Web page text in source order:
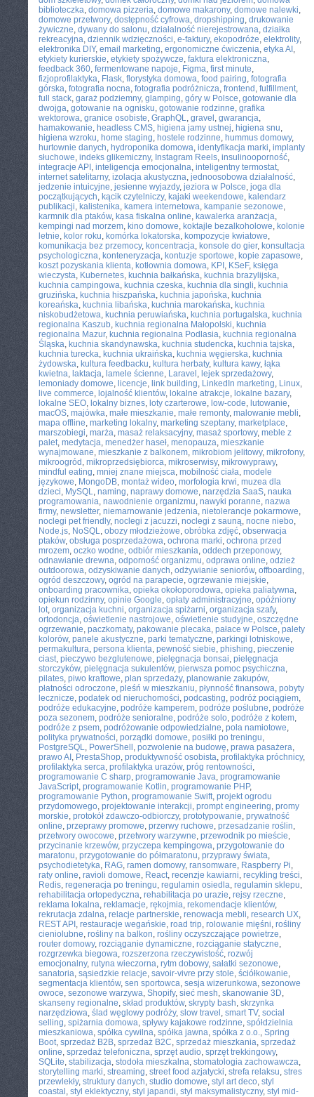
biblioteczka, domowa pizzeria, domowe makarony, domowe nalewki,
domowe przetwory, dostępność cyfrowa, dropshipping, drukowanie
żywiczne, dywany do salonu, działalność nierejestrowana, działka
rekreacyjna, dziennik wdzięczności, e-faktury, ekopodróże, elektrolity,
elektronika DIY, email marketing, ergonomiczne ćwiczenia, etyka AI ,
etykiety kurierskie, etykiety spożywcze, faktura elektroniczna,
feedback 360, fermentowane napoje, Figma, first minute,
fizjoprofilaktyka, Flask, florystyka domowa, food pairing, fotografia
górska, fotografia nocna, fotografia podróżnicza, frontend , fulfillment,
full stack, garaż podziemny, glamping, góry w Polsce, gotowanie dla
dwojga, gotowanie na ognisku, gotowanie rodzinne, grafika
wektorowa, granice osobiste, GraphQL, gravel , gwarancja,
hamakowanie, headless CMS, higiena jamy ustnej, higiena snu,
higiena wzroku, home staging, hostele rodzinne, hummus domowy,
hurtownie danych, hydroponika domowa, identyfikacja marki, implanty
słuchowe, indeks glikemiczny, Instagram Reels, insulinooporność,
integracje API , inteligencja emocjonalna, inteligentny termostat,
internet satelitarny, izolacja akustyczna, jednoosobowa działalność,
jedzenie intuicyjne, jesienne wyjazdy, jeziora w Polsce, joga dla
początkujących, kącik czytelniczy, kajaki weekendowe, kalendarz
publikacji, kalistenika, kamera internetowa, kampanie sezonowe,
karmnik dla ptaków, kasa fiskalna online, kawalerka aranżacja,
kempingi nad morzem, kino domowe, koktajle bezalkoholowe, kolonie
letnie, kolor roku, komórka lokatorska, kompozycje kwiatowe,
komunikacja bez przemocy, koncentracja, konsole do gier, konsultacja
psychologiczna, konteneryzacja, kontuzje sportowe, kopie zapasowe,
koszt pozyskania klienta, kotłownia domowa, KPI , KSeF, księga
wieczysta, Kubernetes, kuchnia bałkańska, kuchnia brazylijska,
kuchnia campingowa, kuchnia czeska, kuchnia dla singli, kuchnia
gruzińska, kuchnia hiszpańska, kuchnia japońska, kuchnia
koreańska, kuchnia libańska, kuchnia marokańska, kuchnia
niskobudżetowa, kuchnia peruwiańska, kuchnia portugalska, kuchnia
regionalna Kaszub, kuchnia regionalna Małopolski, kuchnia
regionalna Mazur, kuchnia regionalna Podlasia, kuchnia regionalna
Śląska, kuchnia skandynawska, kuchnia studencka, kuchnia tajska,
kuchnia turecka, kuchnia ukraińska, kuchnia węgierska, kuchnia
żydowska, kultura feedbacku, kultura herbaty, kultura kawy, łąka
kwietna, laktacja, lamele ścienne, Laravel , lejek sprzedażowy,
lemoniady domowe, licencje, link building, LinkedIn marketing, Linux,
live commerce, lojalność klientów, lokalne atrakcje, lokalne bazary,
lokalne SEO, lokalny biznes, loty czarterowe, low-code, lutowanie,
macOS, majówka, małe mieszkanie, małe remonty, malowanie mebli,
mapa offline, marketing lokalny, marketing szeptany, marketplace,
marszobiegi, marża, masaż relaksacyjny, masaż sportowy, meble z
palet, medytacja, menedżer haseł, menopauza, mieszkanie
wynajmowane, mieszkanie z balkonem, mikrobiom jelitowy, mikrofony,
mikroogród , mikroprzedsiębiorca, mikroserwisy, mikrowyprawy,
mindful eating, mniej znane miejsca, mobilność ciała, modele
językowe, MongoDB, montaż wideo, morfologia krwi, muzea dla
dzieci, MySQL, naming, naprawy domowe, narzędzia SaaS, nauka
programowania, nawodnienie organizmu, nawyki poranne, nazwa
firmy, newsletter, niemarnowanie jedzenia, nietolerancje pokarmowe,
noclegi pet friendly, noclegi z jacuzzi, noclegi z sauną, nocne niebo,
Node.js, NoSQL, obozy młodzieżowe, obróbka zdjęć, obserwacja
ptaków, obsługa posprzedażowa, ochrona marki, ochrona przed
mrozem, oczko wodne, odbiór mieszkania, oddech przeponowy,
odnawianie drewna, odporność organizmu, odprawa online, odzież
outdoorowa, odzyskiwanie danych, odżywianie seniorów, offboarding,
ogród deszczowy, ogród na parapecie, ogrzewanie miejskie,
onboarding pracownika, opieka okołoporodowa, opieka paliatywna,
opiekun rodzinny, opinie Google, opłaty administracyjne, opóźniony
lot, organizacja kuchni, organizacja spiżarni, organizacja szafy,
ortodoncja, oświetlenie nastrojowe, oświetlenie studyjne, oszczędne
ogrzewanie, paczkomaty, pakowanie plecaka, pałace w Polsce, palety
kolorów, panele akustyczne, parki tematyczne, parkingi lotniskowe,
permakultura, persona klienta, pewność siebie, phishing, pieczenie
ciast, pieczywo bezglutenowe, pielęgnacja bonsai, pielęgnacja
storczyków, pielęgnacja sukulentów, pierwsza pomoc psychiczna,
pilates, piwo kraftowe, plan sprzedaży, planowanie zakupów,
płatności odroczone, pleśń w mieszkaniu, płynność finansowa, pobyty
lecznicze, podatek od nieruchomości, podcasting, podróż pociągiem,
podróże edukacyjne, podróże kamperem, podróże poślubne, podróże
poza sezonem, podróże senioralne, podróże solo, podróże z kotem,
podróże z psem, podróżowanie odpowiedzialne, pola namiotowe,
polityka prywatności, porządki domowe, posiłki po treningu,
PostgreSQL, PowerShell , pozwolenie na budowę, prawa pasażera,
prawo AI , PrestaShop, produktywność osobista, profilaktyka próchnicy,
profilaktyka serca, profilaktyka urazów, próg rentowności,
programowanie C sharp, programowanie Java, programowanie
JavaScript, programowanie Kotlin, programowanie PHP,
programowanie Python, programowanie Swift, projekt ogrodu
przydomowego, projektowanie interakcji, prompt engineering, promy
morskie, protokół zdawczo-odbiorczy, prototypowanie, prywatność
online, przeprawy promowe, przerwy ruchowe, przesadzanie roślin,
przetwory owocowe, przetwory warzywne, przewodnik po mieście,
przycinanie krzewów, przyczepa kempingowa, przygotowanie do
maratonu, przygotowanie do półmaratonu, przyprawy świata,
psychodietetyka, RAG, ramen domowy, ransomware, Raspberry Pi,
raty online, ravioli domowe, React, recenzje kawiarni, recykling treści,
Redis, regeneracja po treningu, regulamin osiedla, regulamin sklepu,
rehabilitacja ortopedyczna, rehabilitacja po urazie, rejsy rzeczne,
reklama lokalna, reklamacje, rękojmia, rekomendacje klientów,
rekrutacja zdalna, relacje partnerskie, renowacja mebli, research UX,
REST API , restauracje wegańskie, road trip, rolowanie mięśni, rośliny
cieniolubne, rośliny na balkon, rośliny oczyszczające powietrze,
router domowy, rozciąganie dynamiczne, rozciąganie statyczne,
rozgrzewka biegowa, rozszerzona rzeczywistość, rozwój
emocjonalny, rutyna wieczorna, rytm dobowy, sałatki sezonowe,
sanatoria, sąsiedzkie relacje, savoir-vivre przy stole, ściółkowanie,
segmentacja klientów, sen sportowca, sesja wizerunkowa, sezonowe
owoce, sezonowe warzywa, Shopify, sieć mesh, skanowanie 3D,
skanseny regionalne, skład produktów, skrypty bash, skrzynka
narzędziowa, ślad węglowy podróży, slow travel , smart TV, social
selling, spiżarnia domowa, spływy kajakowe rodzinne, spółdzielnia
mieszkaniowa, spółka cywilna, spółka jawna, spółka z o.o., Spring
Boot, sprzedaż B2B, sprzedaż B2C, sprzedaż mieszkania, sprzedaż
online, sprzedaż telefoniczna, sprzęt audio, sprzęt trekkingowy,
SQLite, stabilizacja, stodoła mieszkalna, stomatologia zachowawcza,
storytelling marki, streaming, street food azjatycki, strefa relaksu, stres
przewlekły, struktury danych, studio domowe, styl art deco, styl
coastal , styl eklektyczny, styl japandi, styl maksymalistyczny, styl mid-